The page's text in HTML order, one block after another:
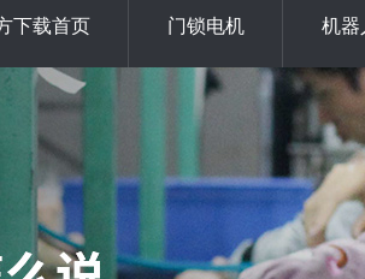
下载首页 门锁电机 机器
下载